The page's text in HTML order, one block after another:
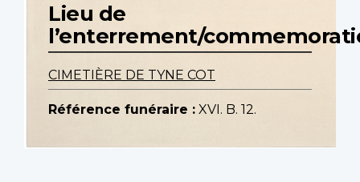
Lieu de
l’enterrement/
CIMETIÈRE DE TYNE COT
Référence funéraire : XVI. B. 12.